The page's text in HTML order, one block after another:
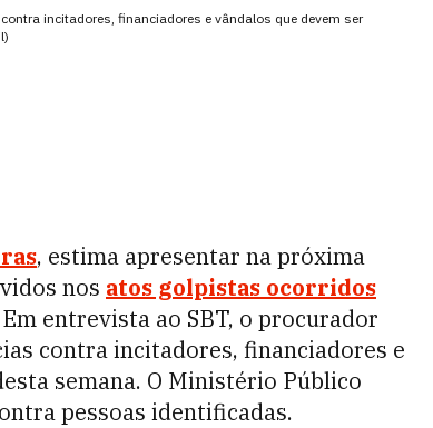
incitadores, financiadores e vândalos que devem ser
, estima apresentar na próxima
nos atos golpistas ocorridos
entrevista ao SBT, o procurador
contra incitadores, financiadores e
semana. O Ministério Público
pessoas identificadas.